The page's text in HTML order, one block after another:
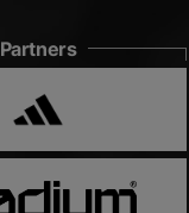
Partners